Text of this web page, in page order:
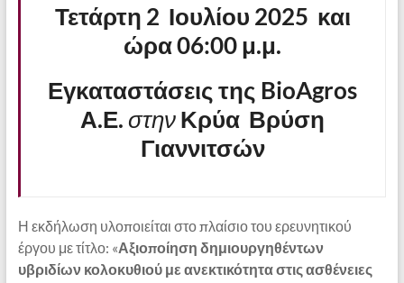
Τετάρτη 2 Ιουλίου 2025 και
ώρα 06:00 μ.μ.
Εγκαταστάσεις της BioAgros
Α.Ε.στηνΚρύα Βρύση
Γιαννιτσών
Η εκδήλωση υλοποιείται στο πλαίσιο του ερευνητικού
έργου με τίτλο: «Αξιοποίηση δημιουργηθέντων
υβριδίων κολοκυθιού με ανεκτικότητα στις ασθένειες